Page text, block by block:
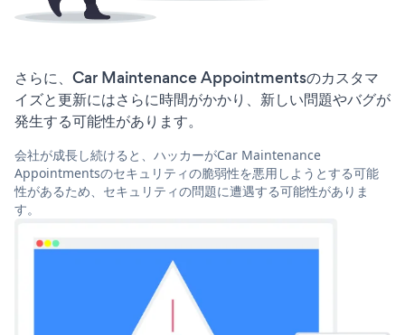
さらに、Car Maintenance Appointmentsのカスタマ
イズと更新にはさらに時間がかかり、新しい問題やバグが
発生する可能性があります。
会社が成長し続けると、ハッカーがCar Maintenance
Appointmentsのセキュリティの脆弱性を悪用しようとする可能
性があるため、セキュリティの問題に遭遇する可能性がありま
す。